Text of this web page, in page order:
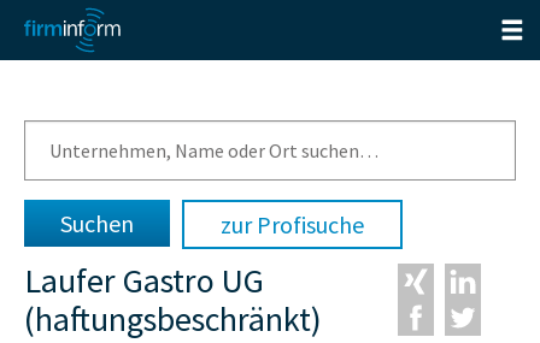
zur Profisuche
Laufer Gastro UG
(haftungsbeschränkt)